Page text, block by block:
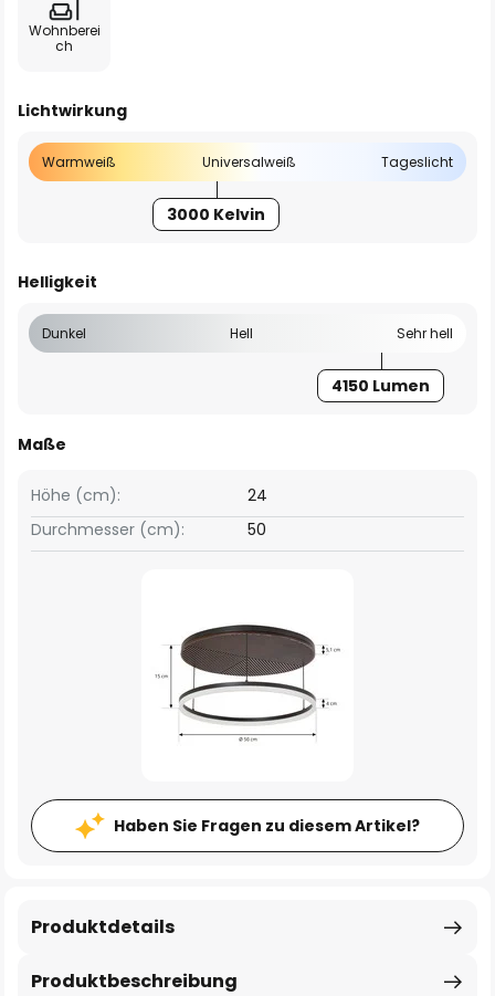
Wohnberei
ch
Lichtwirkung
Warmweiß Universalweiß Tageslicht
3000 Kelvin
Helligkeit
Dunkel Hell Sehr hell
4150 Lumen
Maße
Höhe (cm):
24
Durchmesser (cm):
50
Haben Sie Fragen zu diesem Artikel?
Produktbeschreibung
Produktdetails